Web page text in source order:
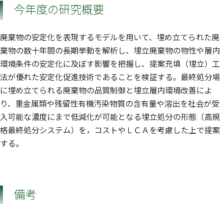
今年度の研究概要
廃棄物の安定化を表現するモデルを用いて、埋め立てられた廃
棄物の数十年間の長期挙動を解析し、埋立廃棄物の物性や層内
環境条件の安定化に及ぼす影響を把握し、提案充填（埋立）工
法が優れた安定化促進技術であることを検証する。最終処分場
に埋め立てられる廃棄物の品質制御と埋立層内環境改善によ
り、重金属類や残留性有機汚染物質の含有量や溶出を社会が受
入可能な濃度にまで低減化が可能となる埋立処分の形態（高規
格最終処分システム）を，コストやＬＣＡを考慮した上で提案
する。
備考